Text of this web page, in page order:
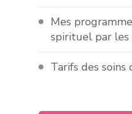
Mes
spirituel par les
Tarifs des soins